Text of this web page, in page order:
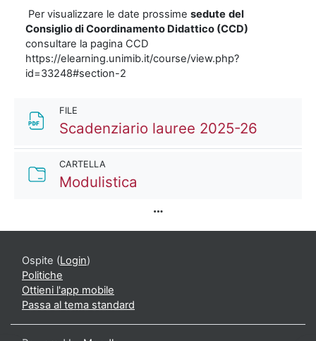
Per visualizzare le date prossime sedute del
Consiglio di Coordinamento Didattico (CCD)
consultare la pagina CCD
https://elearning.unimib.it/course/view.php?
id=33248#section-2
FILE
Scadenziario lauree 2025-26
CARTELLA
Modulistica
Ospite (Login)
Politiche
Ottieni l'app mobile
Passa al tema standard